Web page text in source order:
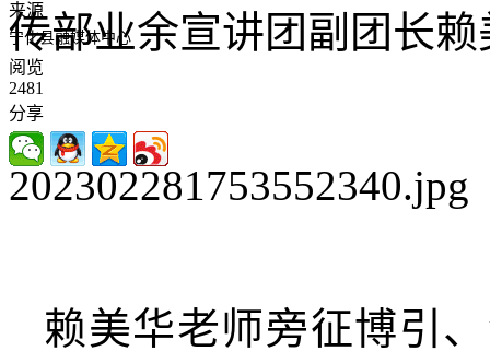
来源
宁化县融媒体中心
阅览
2481
分享
传部业余宣讲团副团长
赖美华老师旁征博引